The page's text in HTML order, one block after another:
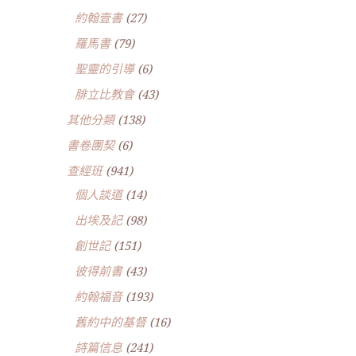
約翰壹書(27)
羅馬書(79)
聖靈的引導(6)
腓立比教會(43)
其他分類(138)
書卷團契(6)
查經班(941)
個人談道(14)
出埃及記(98)
創世記(151)
彼得前書(43)
約翰福音(193)
舊約中的基督(16)
詩篇信息 (241)